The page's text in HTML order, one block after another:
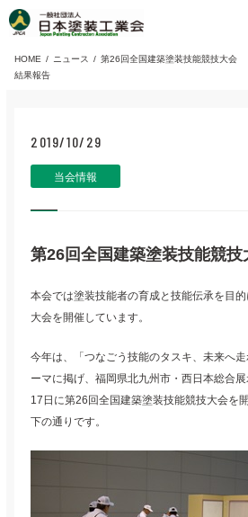
HOME ニュース
第26回全国建築塗装技能競技大会
結果報告
2019/10/29
当会情報
第26回全国建築塗装技能競
本会では塗装技能者の育成と技能伝承を目
大会を開催しています。
今年は、「つなごう技能のタスキ、未来へ
ーマに掲げ、福岡県北九州市・西日本総合展
17日に第26回全国建築塗装技能競技大会を
下の通りです。